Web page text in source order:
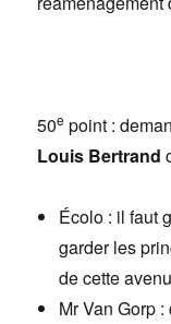
50e point :
Louis Bertrand
Écolo : il faut
garder les
de cette
Mr Van Gorp